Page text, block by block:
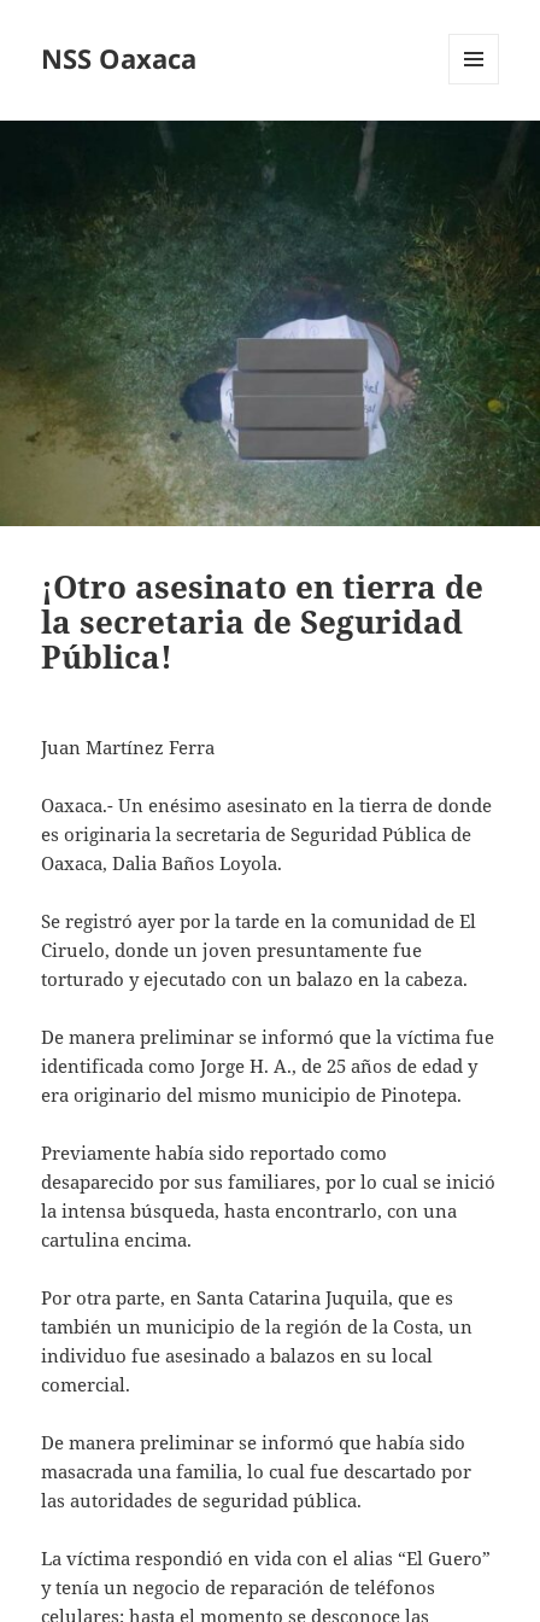
NSS Oaxaca
¡Otro asesinato en tierra de
la secretaria de Seguridad
Pública!
Juan Martínez Ferra
Oaxaca.- Un enésimo asesinato en la tierra de donde
es originaria la secretaria de Seguridad Pública de
Oaxaca, Dalia Baños Loyola.
Se registró ayer por la tarde en la comunidad de El
Ciruelo, donde un joven presuntamente fue
torturado y ejecutado con un balazo en la cabeza.
De manera preliminar se informó que la víctima fue
identificada como Jorge H. A., de 25 años de edad y
era originario del mismo municipio de Pinotepa.
Previamente había sido reportado como
desaparecido por sus familiares, por lo cual se inició
la intensa búsqueda, hasta encontrarlo, con una
cartulina encima.
Por otra parte, en Santa Catarina Juquila, que es
también un municipio de la región de la Costa, un
individuo fue asesinado a balazos en su local
comercial.
De manera preliminar se informó que había sido
masacrada una familia, lo cual fue descartado por
las autoridades de seguridad pública.
La víctima respondió en vida con el alias “El Guero”
y tenía un negocio de reparación de teléfonos
celulares; hasta el momento se desconoce las